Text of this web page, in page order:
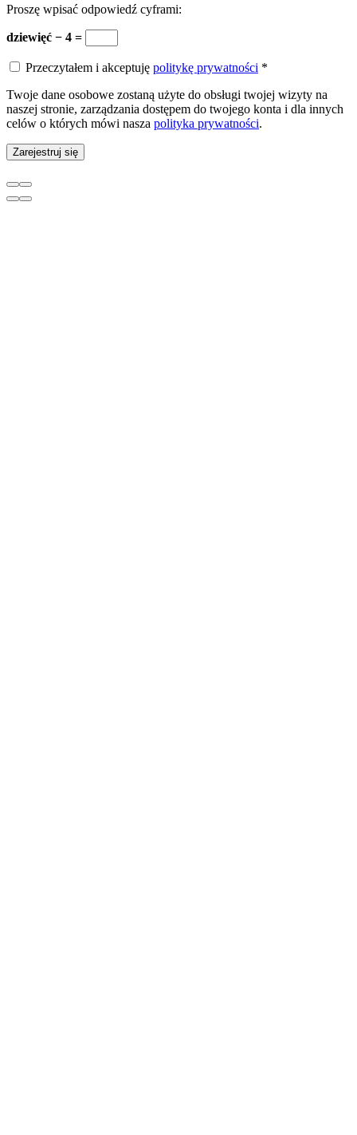
Proszę wpisać odpowiedź cyframi:
dziewięć − 4 =
Przeczytałem i akceptuję politykę prywatności *
Twoje dane osobowe zostaną użyte do obsługi twojej wizyty na
naszej stronie, zarządzania dostępem do twojego konta i dla innych
celów o których mówi nasza polityka prywatności.
Zarejestruj się